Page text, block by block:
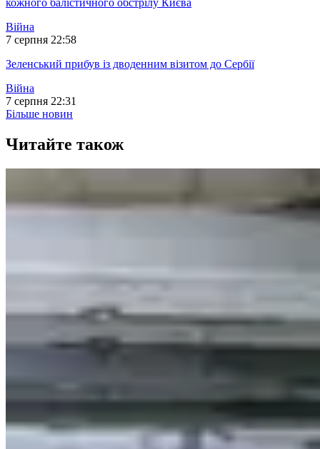
кожного балістичного обстрілу Києва
Війна
7 серпня 22:58
Зеленський прибув із дводенним візитом до Сербії
Війна
7 серпня 22:31
Більше новин
Читайте також